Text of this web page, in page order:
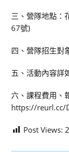
三、營隊地點：
67號)
四、營隊招生對
五、活動內容詳
六、課程費用、
https://reurl.cc/
Post Views: